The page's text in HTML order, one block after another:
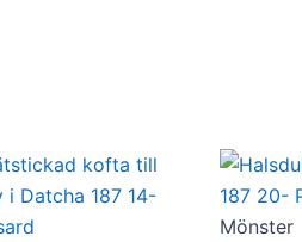
Mönster